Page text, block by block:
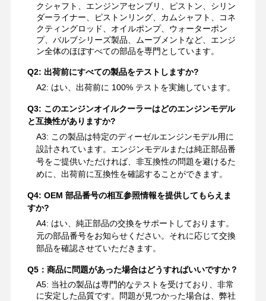
クシャフト、エンジンアセンブリ、ピストン、シリン
ダーライナー、ピストンリング、カムシャフト、コネ
クティングロッド、オイルポンプ、ウォーターポン
プ、バルブシリーズ製品、ムーブメントなど、エンジ
ン全体のほぼすべての部品を専門としています。
Q2: 出荷前にすべての製品をテストしますか?
A2: はい、出荷前に 100% テストを実施しています。
Q3: このエンジンオイルクーラーはどのエンジンモデル
と互換性がありますか?
A3: この製品は特定のディーゼルエンジンモデル用に
設計されています。エンジンモデルまたは純正部品番
号をご提供いただければ、非互換性の問題を避けるた
めに、出荷前に互換性を確認することができます。
Q4: OEM 部品番号の相互参照情報を提供してもらえま
すか?
A4: はい、純正部品の交換をサポートしております。
元の部品番号をお知らせください。それに応じて交換
部品を確認させていただきます。
Q5：商品に問題があった場合はどうすればいいですか？
A5: 当社の製品は専門的なテストを受けており、非常
に安定した品質です。問題が見つかった場合は、弊社